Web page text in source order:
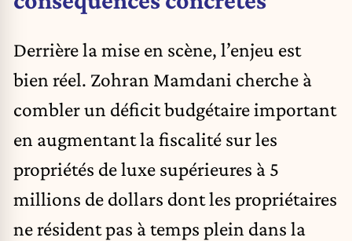
Derrière la mise en scène, l’enjeu est
bien réel. Zohran Mamdani cherche à
combler un déficit budgétaire important
en augmentant la fiscalité sur les
propriétés de luxe supérieures à 5
millions de dollars dont les propriétaires
ne résident pas à temps plein dans la